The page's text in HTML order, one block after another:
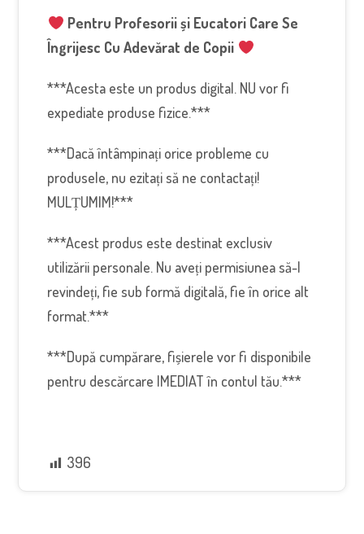
Pentru Profesorii și Eucatori Care Se
Îngrijesc Cu Adevărat de Copii
***Acesta este un produs digital. NU vor fi
expediate produse fizice.***
***Dacă întâmpinați orice probleme cu
produsele, nu ezitați să ne contactați!
MULȚUMIM!***
***Acest produs este destinat exclusiv
utilizării personale. Nu aveți permisiunea să-l
revindeți, fie sub formă digitală, fie în orice alt
format.***
***După cumpărare, fișierele vor fi disponibile
pentru descărcare IMEDIAT în contul tău.***
396